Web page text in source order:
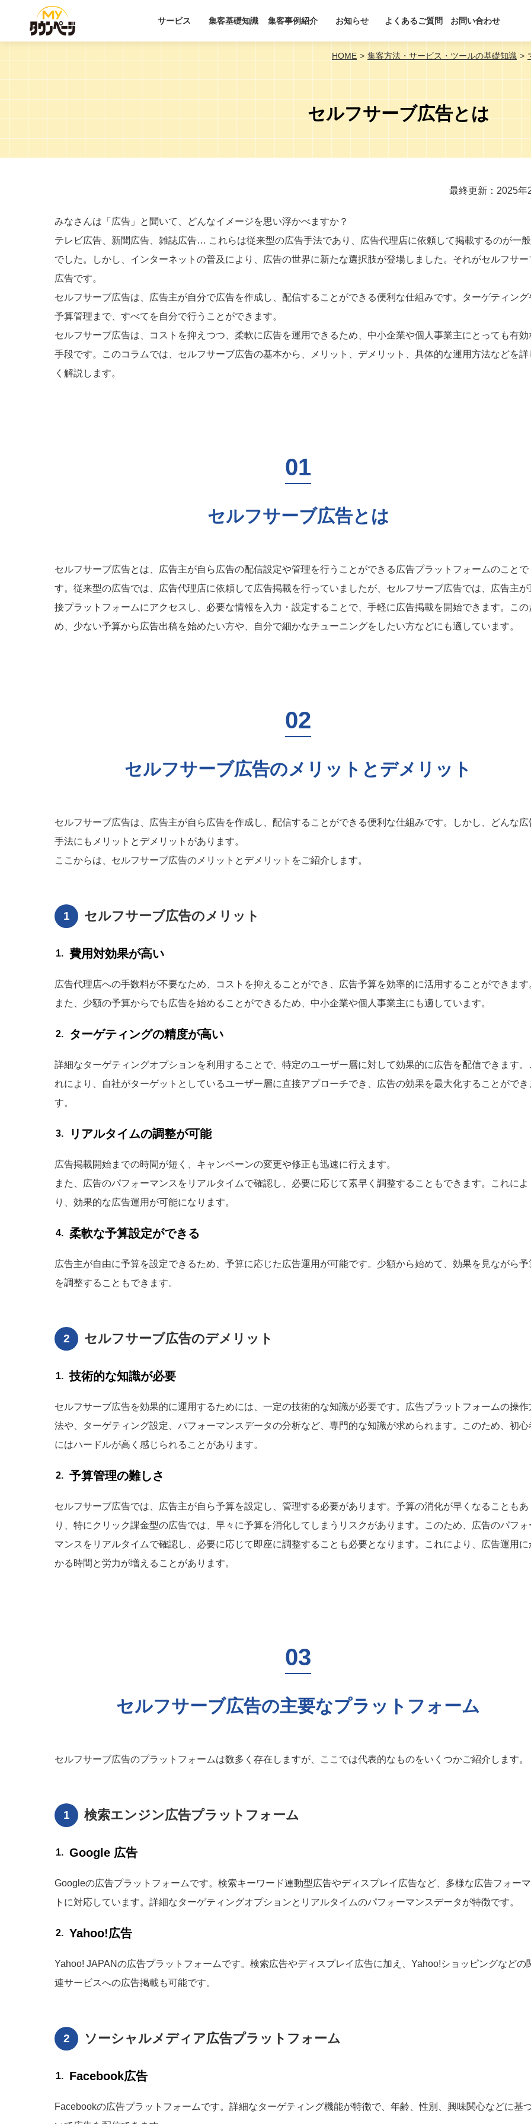
サービス 集客基礎知識 集客事例紹介 お知らせ よくあるご質問 お問い合わせ
HOME 集客方法・サービス・ツールの基礎知識
セルフサーブ広告とは
最終更新：2025年
みなさんは「広告」と聞いて、どんなイメージを思い浮かべますか？
テレビ広告、新聞広告、雑誌広告… これらは従来型の広告手法であり、広告代理店に依頼して掲載するのが一
でした。しかし、インターネットの普及により、広告の世界に新たな選択肢が登場しました。それがセルフサー
広告です。
セルフサーブ広告は、広告主が自分で広告を作成し、配信することができる便利な仕組みです。ターゲティング
予算管理まで、すべてを自分で行うことができます。
セルフサーブ広告は、コストを抑えつつ、柔軟に広告を運用できるため、中小企業や個人事業主にとっても有効
手段です。このコラムでは、セルフサーブ広告の基本から、メリット、デメリット、具体的な運用方法などを詳
く解説します。
セルフサーブ広告とは
セルフサーブ広告とは、広告主が自ら広告の配信設定や管理を行うことができる広告プラットフォームのことで
す。従来型の広告では、広告代理店に依頼して広告掲載を行っていましたが、セルフサーブ広告では、広告主が
接プラットフォームにアクセスし、必要な情報を入力・設定することで、手軽に広告掲載を開始できます。この
め、少ない予算から広告出稿を始めたい方や、自分で細かなチューニングをしたい方などにも適しています。
セルフサーブ広告のメリットとデメリット
セルフサーブ広告は、広告主が自ら広告を作成し、配信することができる便利な仕組みです。しかし、どんな広
手法にもメリットとデメリットがあります。
ここからは、セルフサーブ広告のメリットとデメリットをご紹介します。
セルフサーブ広告のメリット
費用対効果が高い
広告代理店への手数料が不要なため、コストを抑えることができ、広告予算を効率的に活用することができます
また、少額の予算からでも広告を始めることができるため、中小企業や個人事業主にも適しています。
ターゲティングの精度が高い
詳細なターゲティングオプションを利用することで、特定のユーザー層に対して効果的に広告を配信できます。
れにより、自社がターゲットとしているユーザー層に直接アプローチでき、広告の効果を最大化することができ
す。
リアルタイムの調整が可能
広告掲載開始までの時間が短く、キャンペーンの変更や修正も迅速に行えます。
また、広告のパフォーマンスをリアルタイムで確認し、必要に応じて素早く調整することもできます。これによ
り、効果的な広告運用が可能になります。
柔軟な予算設定ができる
広告主が自由に予算を設定できるため、予算に応じた広告運用が可能です。少額から始めて、効果を見ながら予
を調整することもできます。
セルフサーブ広告のデメリット
技術的な知識が必要
セルフサーブ広告を効果的に運用するためには、一定の技術的な知識が必要です。広告プラットフォームの操作
法や、ターゲティング設定、パフォーマンスデータの分析など、専門的な知識が求められます。このため、初心
にはハードルが高く感じられることがあります。
予算管理の難しさ
セルフサーブ広告では、広告主が自ら予算を設定し、管理する必要があります。予算の消化が早くなることもあ
り、特にクリック課金型の広告では、早々に予算を消化してしまうリスクがあります。このため、広告のパフォ
マンスをリアルタイムで確認し、必要に応じて即座に調整することも必要となります。これにより、広告運用に
かる時間と労力が増えることがあります。
セルフサーブ広告の主要なプラットフォーム
セルフサーブ広告のプラットフォームは数多く存在しますが、ここでは代表的なものをいくつかご紹介します。
検索エンジン広告プラットフォーム
Google 広告
Googleの広告プラットフォームです。検索キーワード連動型広告やディスプレイ広告など、多様な広告フォー
トに対応しています。詳細なターゲティングオプションとリアルタイムのパフォーマンスデータが特徴です。
Yahoo!広告
Yahoo! JAPANの広告プラットフォームです。検索広告やディスプレイ広告に加え、Yahoo!ショッピングなどの
連サービスへの広告掲載も可能です。
ソーシャルメディア広告プラットフォーム
Facebook広告
Facebookの広告プラットフォームです。詳細なターゲティング機能が特徴で、年齢、性別、興味関心などに基